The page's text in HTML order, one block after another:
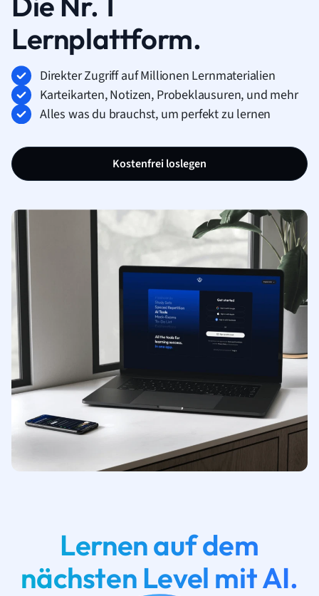
Lernplattform.
Direkter Zugriff auf Millionen Lernmaterialien
Karteikarten, Notizen, Probeklausuren, und mehr
Alles was du brauchst, um perfekt zu lernen
Kostenfrei loslegen
Lernen auf dem
nächsten Level mit AI.